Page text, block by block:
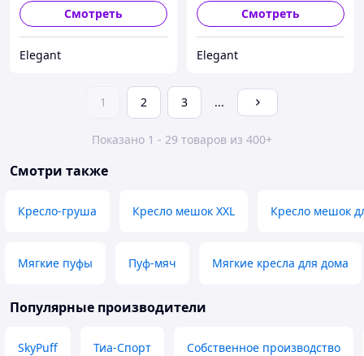
Смотреть
Elegant
Смотреть
Elegant
1 2 3 ...
Показано 1 - 29 товаров из 400+
Смотри также
Кресло-груша Кресло мешок XXL Кресло мешок
Мягкие пуфы Пуф-мяч Мягкие кресла для дома
Популярные производители
SkyPuff Тиа-Спорт Собственное производство